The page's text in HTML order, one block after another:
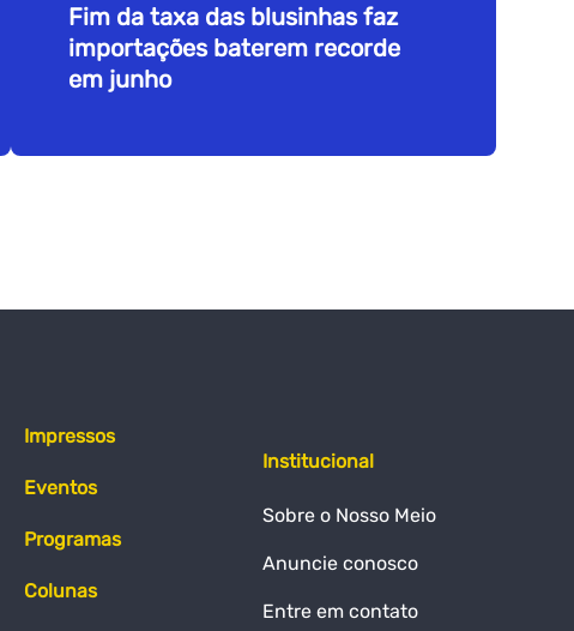
Fim da taxa das blusinhas faz
importações baterem recorde
em junho
Impressos
Eventos
Programas
Colunas
Institucional
Sobre o Nosso Meio
Anuncie conosco
Entre em contato